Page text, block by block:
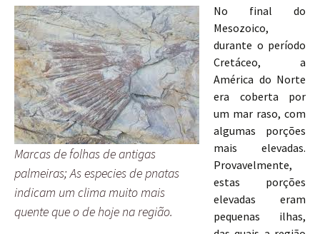
Marcas de folhas de antigas
palmeiras; As especies de pnatas
indicam um clima muito mais
quente que o de hoje na região.
No final do
Mesozoico,
durante o período
Cretáceo, a
América do Norte
era coberta por
um mar raso, com
algumas porções
mais elevadas.
Provavelmente,
estas porções
elevadas eram
pequenas ilhas,